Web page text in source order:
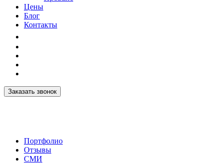
Цены
Блог
Контакты
Заказать звонок
Портфолио
Отзывы
СМИ